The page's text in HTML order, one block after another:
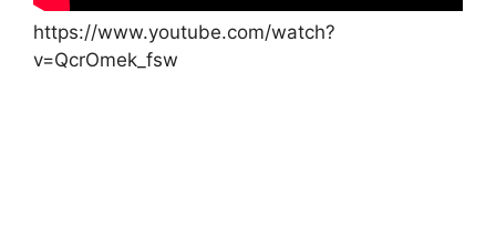
https://www.youtube.com/watch?
v=QcrOmek_fsw